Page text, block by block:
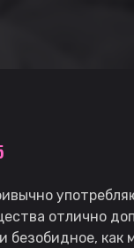
отлично
безобидное,